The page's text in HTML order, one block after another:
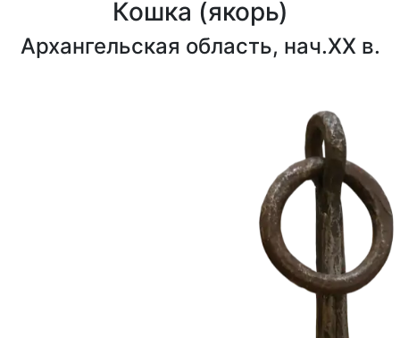
Кошка (якорь)
Архангельская область, нач.XX в.